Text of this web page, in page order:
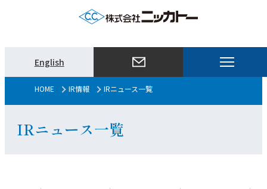
English
ー
HOME IR情報 IRニュース一覧
IRニュース一覧